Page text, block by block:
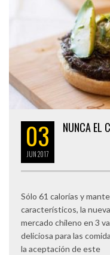
03
JUN2017
NUNCA EL
Sólo 61 calorías y
característicos, la
mercado chileno en 3
deliciosa para las
la aceptación de este